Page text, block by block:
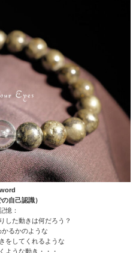
の自己認識）
憶：
した動きは何だろう？
るかのような
をしてくれるような
ような動き・・・